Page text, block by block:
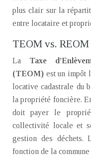
plus clair sur la
entre locataire et
TEOM vs.
La Taxe
(TEOM) est un impôt
locative cadastrale du
la propriété foncière.
doit payer le
collectivité locale et
gestion des
fonction de la